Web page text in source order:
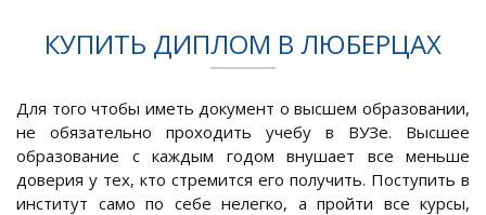
КУПИТЬ ДИПЛОМ В ЛЮБЕРЦАХ
Для того чтобы иметь документ о высшем образовании,
не обязательно проходить учебу в ВУЗе. Высшее
образование с каждым годом внушает все меньше
доверия у тех, кто стремится его получить. Поступить в
институт само по себе нелегко, а пройти все курсы,